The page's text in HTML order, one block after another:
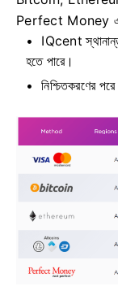
Perfect Money এর
IQcent
হতে পারে।
নিশ্চিতকরণের